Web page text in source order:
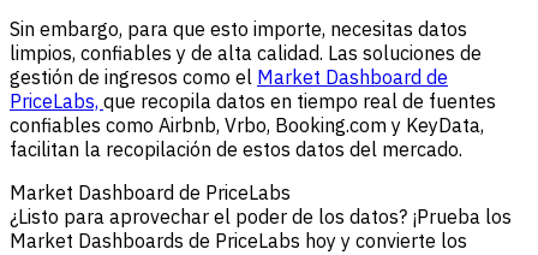
Sin embargo, para que esto importe, necesitas datos
limpios, confiables y de alta calidad. Las soluciones de
gestión de ingresos como el Market Dashboard de
PriceLabs, que recopila datos en tiempo real de fuentes
confiables como Airbnb, Vrbo, Booking.com y KeyData,
facilitan la recopilación de estos datos del mercado.
Market Dashboard de PriceLabs
¿Listo para aprovechar el poder de los datos? ¡Prueba los
Market Dashboards de PriceLabs hoy y convierte los